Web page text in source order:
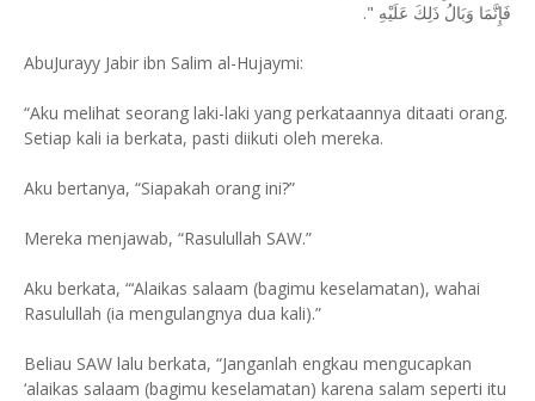
فَإِنَّمَا وَبَالُ ذَلِكَ عَلَيْهِ ‏"‏.‏
AbuJurayy Jabir ibn Salim al-Hujaymi:
“Aku melihat seorang laki-laki yang perkataannya ditaati orang.
Setiap kali ia berkata, pasti diikuti oleh mereka.
Aku bertanya, “Siapakah orang ini?”
Mereka menjawab, “Rasulullah SAW.”
Aku berkata, “‘Alaikas salaam (bagimu keselamatan), wahai
Rasulullah (ia mengulangnya dua kali).”
Beliau SAW lalu berkata, “Janganlah engkau mengucapkan
‘alaikas salaam (bagimu keselamatan) karena salam seperti itu